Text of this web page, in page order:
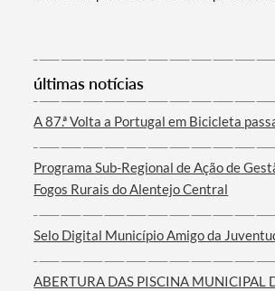
últimas notícias
A 87.ª Volta a Portugal em Bicicleta
Programa Sub-Regional de Ação de
Fogos Rurais do Alentejo Central
Selo Digital Município Amigo da
ABERTURA DAS PISCINA MUNICIPAL